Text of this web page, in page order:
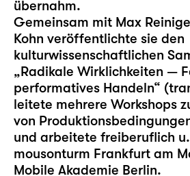
übernahm.
Gemeinsam mit Max
Kohn veröffentlichte sie den
kulturwissenschaftlichen
„Radikale Wirklichkeiten —
performatives Handeln“
leitete mehrere Workshops
von
und arbeitete freiberuflich
mousonturm Frankfurt am
Mobile Akademie Berlin.